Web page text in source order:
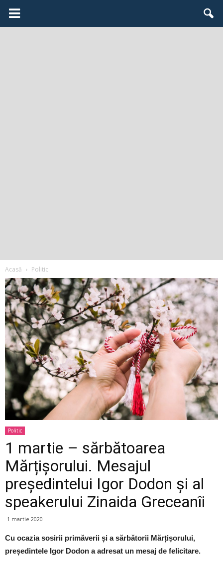
Acasă Politic
Politic
1 martie – sărbătoarea
Mărțișorului. Mesajul
președintelui Igor Dodon și al
speakerului Zinaida Greceanîi
1 martie 2020
Cu ocazia sosirii primăverii și a sărbătorii Mărțișorului,
președintele Igor Dodon a adresat un mesaj de felicitare.